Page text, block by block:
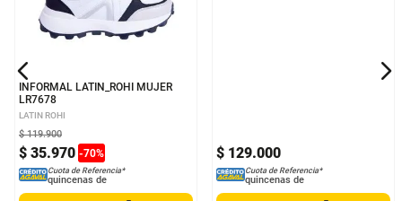
Otros clientes compraron